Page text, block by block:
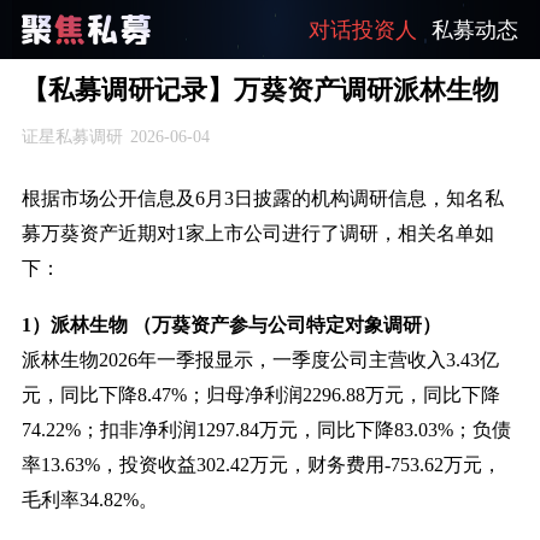
对话投资人 私募动态
【私募调研记录】万葵资产调研派林生物
证星私募调研 2026-06-04
根据市场公开信息及6月3日披露的机构调研信息，知名私
募万葵资产近期对1家上市公司进行了调研，相关名单如
下：
1）派林生物 （万葵资产参与公司特定对象调研）
派林生物2026年一季报显示，一季度公司主营收入3.43亿
元，同比下降8.47%；归母净利润2296.88万元，同比下降
74.22%；扣非净利润1297.84万元，同比下降83.03%；负债
率13.63%，投资收益302.42万元，财务费用-753.62万元，
毛利率34.82%。